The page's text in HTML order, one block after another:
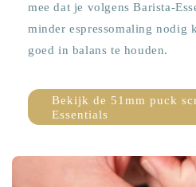
mee dat je volgens Barista-
minder espressomaling nodig
goed in balans te houden.
Bekijk de 51mm puck
Essentials